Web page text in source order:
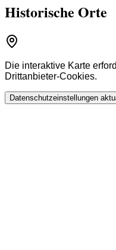
Historische Orte
Die interaktive Karte
Drittanbieter-Cookies.
Datenschutzeinstellungen